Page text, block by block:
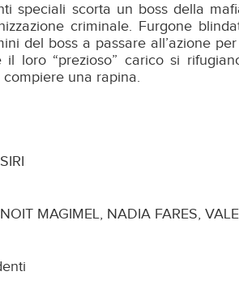
speciali scorta un boss della
criminale. Furgone
del boss a passare all’azione
loro “prezioso” carico si
una rapina.
MAGIMEL, NADIA FARES,